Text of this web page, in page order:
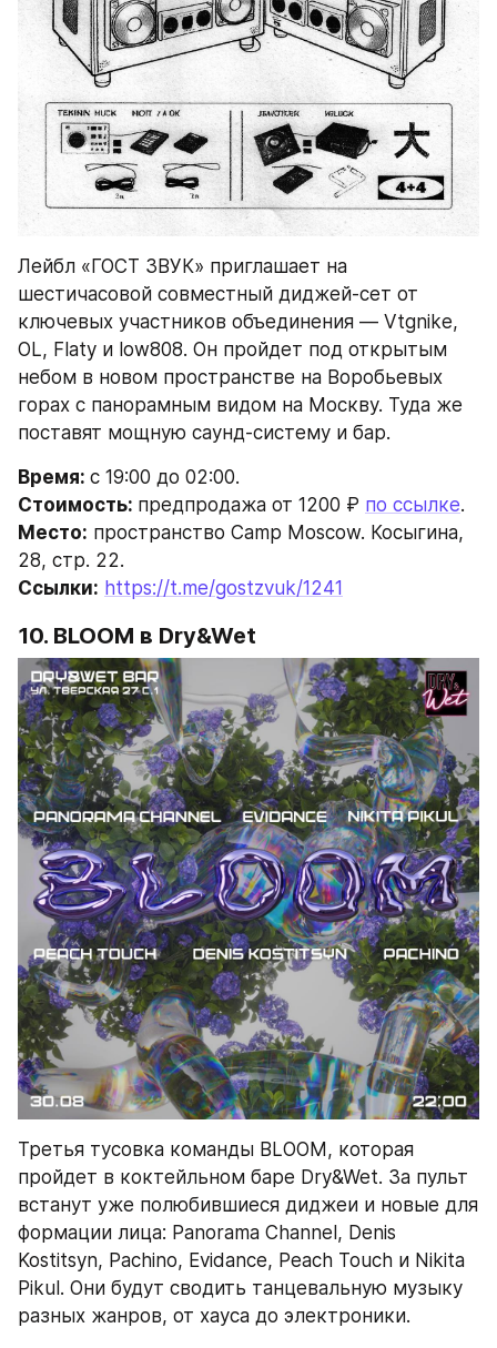
Лейбл «ГОСТ ЗВУК» приглашает на
шестичасовой совместный диджей-сет от
ключевых участников объединения — Vtgnike,
OL, Flaty и low808. Он пройдет под открытым
небом в новом пространстве на Воробьевых
горах с панорамным видом на Москву. Туда же
поставят мощную саунд-систему и бар.
Время: с 19:00 до 02:00.
Стоимость: предпродажа от 1200 ₽ по ссылке.
Место: пространство Camp Moscow. Косыгина,
28, стр. 22.
Ссылки: https://t.me/gostzvuk/1241
10. BLOOM в Dry&Wet
Третья тусовка команды BLOOM, которая
пройдет в коктейльном баре Dry&Wet. За пульт
встанут уже полюбившиеся диджеи и новые для
формации лица: Panorama Channel, Denis
Kostitsyn, Pachino, Evidance, Peach Touch и Nikita
Pikul. Они будут сводить танцевальную музыку
разных жанров, от хауса до электроники.